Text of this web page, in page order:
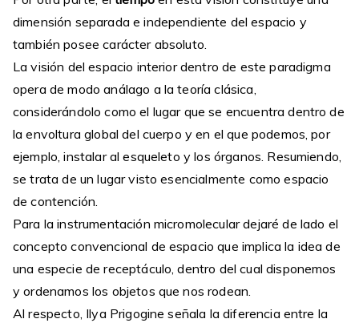
dimensión separada e independiente del espacio y
también posee carácter absoluto.
La visión del espacio interior dentro de este paradigma
opera de modo análago a la teoría clásica,
considerándolo como el lugar que se encuentra dentro de
la envoltura global del cuerpo y en el que podemos, por
ejemplo, instalar al esqueleto y los órganos. Resumiendo,
se trata de un lugar visto esencialmente como espacio
de contención.
Para la instrumentación micromolecular dejaré de lado el
concepto convencional de espacio que implica la idea de
una especie de receptáculo, dentro del cual disponemos
y ordenamos los objetos que nos rodean.
Al respecto, Ilya Prigogine señala la diferencia entre la